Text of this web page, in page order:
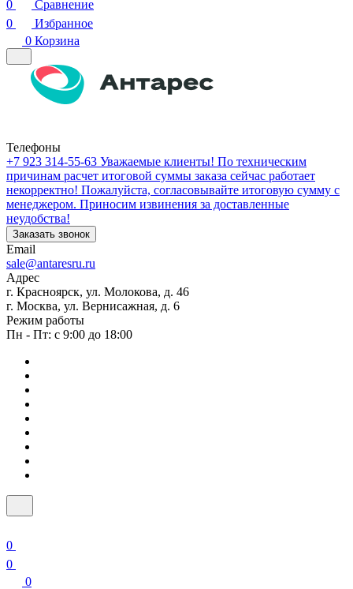
0
Сравнение
0
Избранное
0 Корзина
Телефоны
+7 923 314-55-63 Уважаемые клиенты! По техническим
причинам расчет итоговой суммы заказа сейчас работает
некорректно! Пожалуйста, согласовывайте итоговую сумму с
менеджером. Приносим извинения за доставленные
неудобства!
Заказать звонок
Email
sale@antaresru.ru
Адрес
г. Красноярск, ул. Молокова, д. 46
г. Москва, ул. Вернисажная, д. 6
Режим работы
Пн - Пт: с 9:00 до 18:00
0
0
0